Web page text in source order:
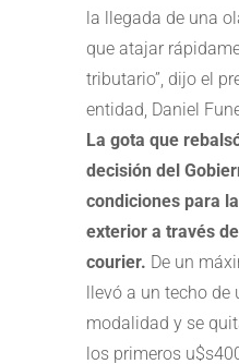
la llegada de una
que atajar
tributario”, dijo el
entidad, Daniel
La gota que
decisión del
condiciones para
exterior a través
courier. De un
llevó a un techo
modalidad y se
los primeros